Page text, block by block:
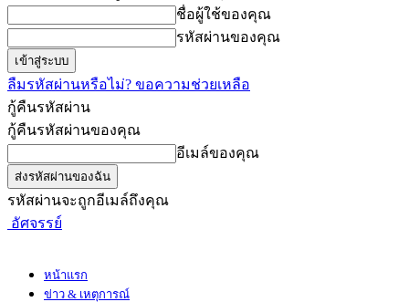
ชื่อผู้ใช้ของคุณ
รหัสผ่านของคุณ
ลืมรหัสผ่านหรือไม่? ขอความช่วยเหลือ
กู้คืนรหัสผ่าน
กู้คืนรหัสผ่านของคุณ
อีเมล์ของคุณ
รหัสผ่านจะถูกอีเมล์ถึงคุณ
อัศจรรย์
หน้าแรก
ข่าว & เหตุการณ์